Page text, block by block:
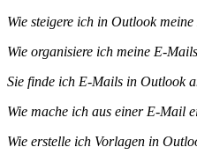
Wie steigere ich in Outlook meine
Wie organisiere ich meine E-
Sie finde ich E-Mails in Outlook
Wie mache ich aus einer E-Mail
Wie erstelle ich Vorlagen in